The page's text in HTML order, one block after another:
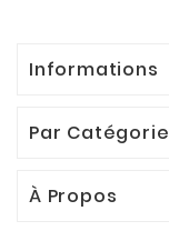
Informations
Par Catégorie
À Propos